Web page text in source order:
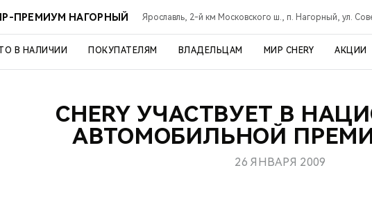
ПРЕМИУМ НАГОРНЫЙ Ярославль, 2-й км Московского ш., п. Нагорный, ул.
В НАЛИЧИИ ПОКУПАТЕЛЯМ ВЛАДЕЛЬЦАМ МИР CHERY АКЦИИ
CHERY УЧАСТВУЕТ В
АВТОМОБИЛЬНОЙ
26 ЯНВАРЯ 2009